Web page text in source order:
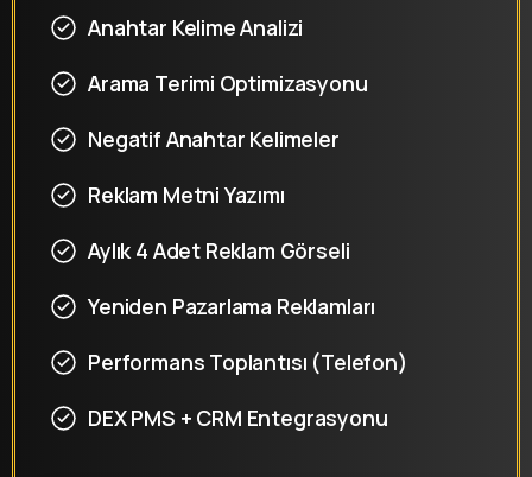
Anahtar Kelime Analizi
Arama Terimi Optimizasyonu
Negatif Anahtar Kelimeler
Reklam Metni Yazımı
Aylık 4 Adet Reklam Görseli
Yeniden Pazarlama Reklamları
Performans Toplantısı (Telefon)
DEX PMS + CRM Entegrasyonu